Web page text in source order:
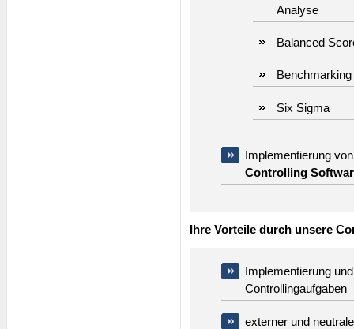
Analyse
Balanced
Benchmarking
Six Sigma
Implementierung
Controlling
Ihre Vorteile durch unsere
Implementierung
Controllingaufgaben
externer und